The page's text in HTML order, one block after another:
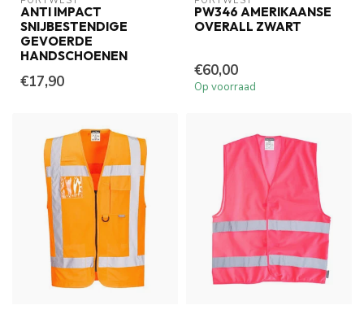
ANTI IMPACT
SNIJBESTENDIGE
GEVOERDE
HANDSCHOENEN
€17,90
PW346 AMERIKAANSE
OVERALL ZWART
€60,00
Op voorraad